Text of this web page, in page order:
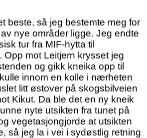
beste, så jeg bestemte meg for
nye områder ligge. Jeg endte
tur fra MIF-hytta til
Opp mot Leitjern krysset jeg
og gikk kneika opp til
innom en kolle i nærheten
litt østover på skogsbilveien
Kikut. Da ble det en ny kneik
nyte utsikten fra tunet på
vegetasjongjorde at utsikten
så jeg la i vei i sydøstlig retning